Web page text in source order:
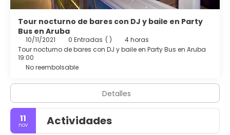
Tour nocturno de bares con DJ y baile en Party
Bus en Aruba
10/11/2021 0 Entradas ( )
4 horas
Tour nocturno de bares con DJ y baile en Party Bus en Aruba
19:00
No reembolsable
Detalles
11
nov Actividades